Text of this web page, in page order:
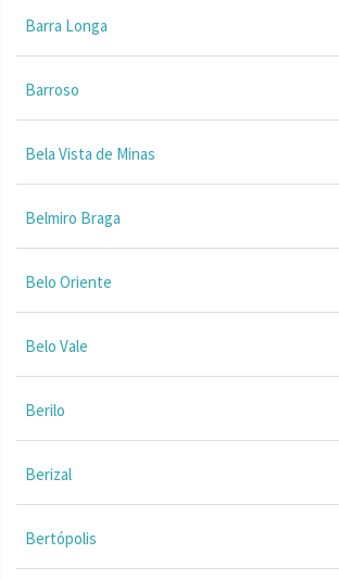
Barra Longa
Barroso
Bela Vista de Minas
Belmiro Braga
Belo Oriente
Belo Vale
Berilo
Berizal
Bertópolis